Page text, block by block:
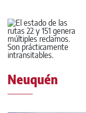
Neuquén